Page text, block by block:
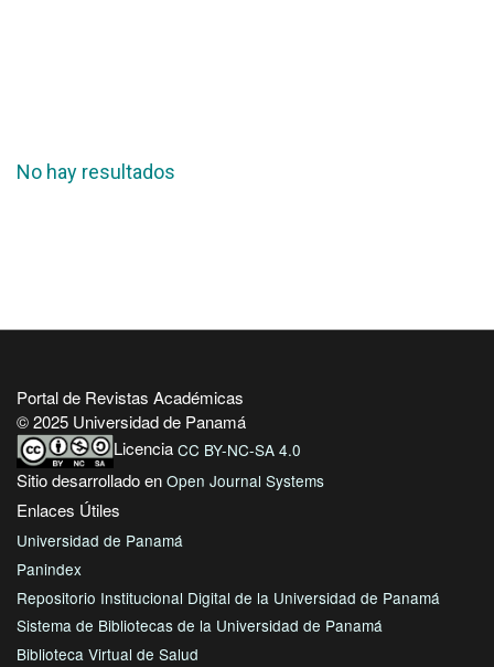
No hay resultados
Portal de Revistas Académicas
© 2025 Universidad de Panamá
Licencia CC BY-NC-SA 4.0
Sitio desarrollado en Open Journal Systems
Enlaces Útiles
Universidad de Panamá
Panindex
Repositorio Institucional Digital de la Universidad de Panamá
Sistema de Bibliotecas de la Universidad de Panamá
Biblioteca Virtual de Salud